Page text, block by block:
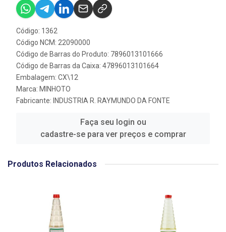
Código: 1362
Código NCM: 22090000
Código de Barras do Produto: 7896013101666
Código de Barras da Caixa: 47896013101664
Embalagem: CX\12
Marca: MINHOTO
Fabricante: INDUSTRIA R. RAYMUNDO DA FONTE
Faça seu login ou
cadastre-se para ver preços e comprar
Produtos Relacionados